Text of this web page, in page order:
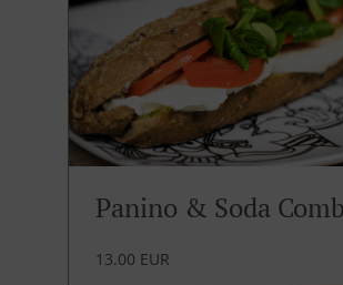
Panino & Soda
13.00 EUR